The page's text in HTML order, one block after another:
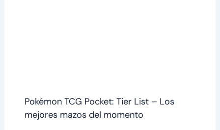
Pokémon TCG Pocket: Tier List – Los
mejores mazos del momento